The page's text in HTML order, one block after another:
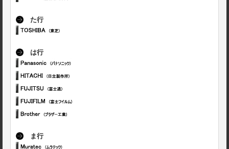
た行
は行
ま行